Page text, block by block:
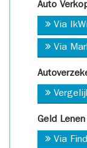
Auto
Via
Via
Geld
Via